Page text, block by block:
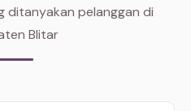
ditanyakan pelanggan di
Blitar